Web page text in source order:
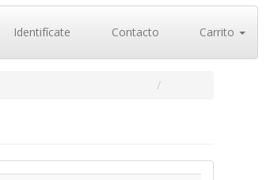
Identifícate Contacto Carrito